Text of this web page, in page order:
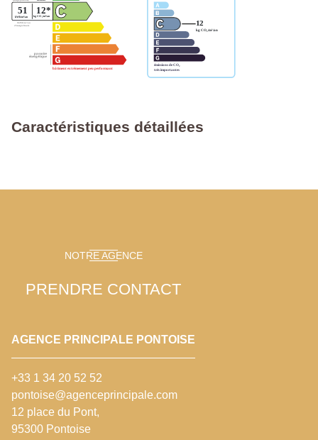
Caractéristiques détaillées
NOTRE AGENCE
PRENDRE CONTACT
AGENCE PRINCIPALE PONTOISE
+33 1 34 20 52 52
pontoise@agenceprincipale.com
12 place du Pont,
95300 Pontoise